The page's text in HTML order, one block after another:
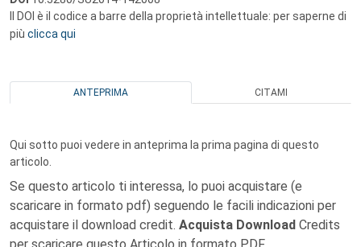
Il DOI è il codice a barre della proprietà intellettuale: per saperne di
più clicca qui
ANTEPRIMA CITAMI
Qui sotto puoi vedere in anteprima la prima pagina di questo
articolo.
Se questo articolo ti interessa, lo puoi acquistare (e
scaricare in formato pdf) seguendo le facili indicazioni per
acquistare il download credit. Acquista Download Credits